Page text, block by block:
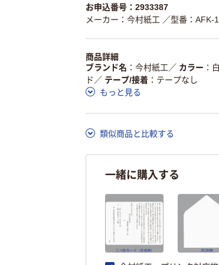
お申込番号：2933387
メーカー：今村紙工 ／型番：AFK-
商品詳細
ブランド名
今村紙工 ／ カラー 白
ド ／ テープ/接着
テープなし
もっと見る
類似商品と比較する
一緒に購入する